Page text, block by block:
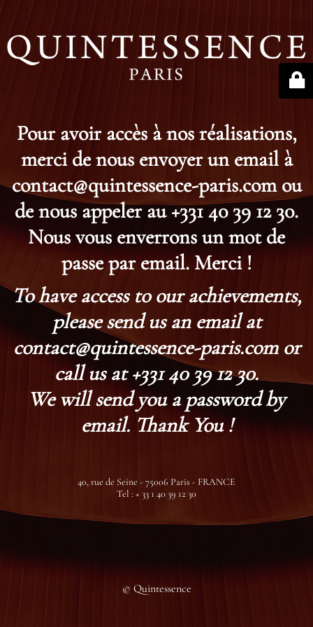
Pour avoir accès à nos réalisations,
merci de nous envoyer un email à
contact@quintessence-paris.com ou
de nous appeler au +331 40 39 12 30.
Nous vous enverrons un mot de
passe par email. Merci !
To have access to our achievements,
please send us an email at
contact@quintessence-paris.com or
call us at +331 40 39 12 30.
We will send you a password by
email. Thank You !
40, rue de Seine - 75006 Paris - FRANCE
Tel : + 33 1 40 39 12 30
© Quintessence